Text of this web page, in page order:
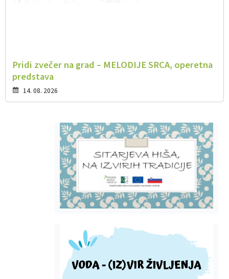
Pridi zvečer na grad – MELODIJE SRCA, operetna
predstava
14. 08. 2026